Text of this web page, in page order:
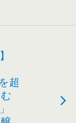
超